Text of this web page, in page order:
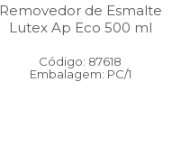
Removedor de Esmalte
Lutex Ap Eco 500 ml
Código: 87618
Embalagem: PC/1